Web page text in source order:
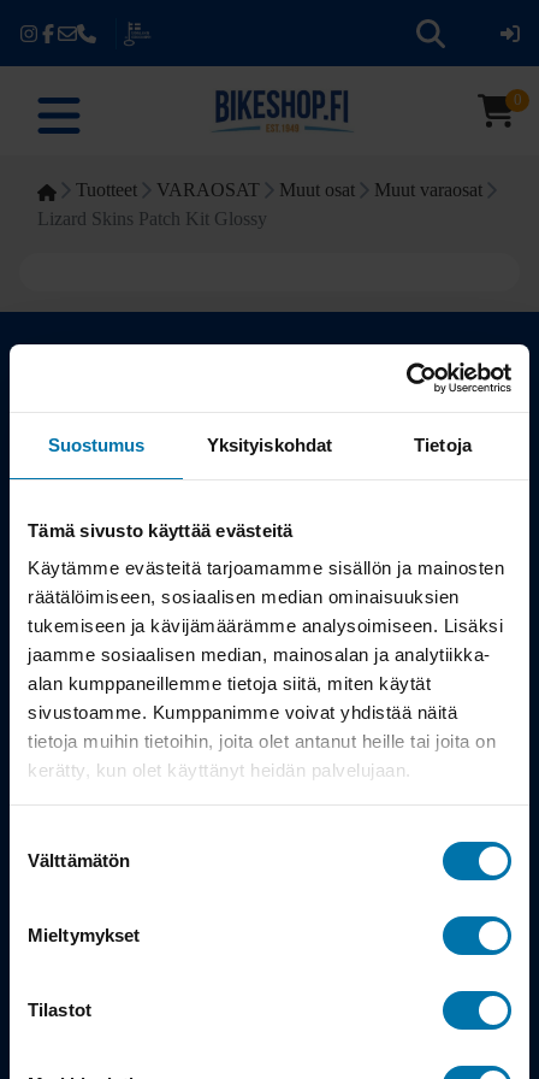
Suostumus Yksityiskohdat Tietoja
Tämä sivusto käyttää evästeitä
Käytämme evästeitä tarjoamamme sisällön ja mainosten
räätälöimiseen, sosiaalisen median ominaisuuksien
tukemiseen ja kävijämäärämme analysoimiseen. Lisäksi
jaamme sosiaalisen median, mainosalan ja analytiikka-
alan kumppaneillemme tietoja siitä, miten käytät
sivustoamme. Kumppanimme voivat yhdistää näitä
tietoja muihin tietoihin, joita olet antanut heille tai joita on
kerätty, kun olet käyttänyt heidän palvelujaan.
valinta
Välttämätön
Mieltymykset
Tilastot
0
Tuotteet VARAOSAT Muut osat
Muut varaosat
Lizard Skins Patch Kit Glossy
Kauppa
Työsuhdepyörä
Info
Toimitus
Takuu ja palautukset